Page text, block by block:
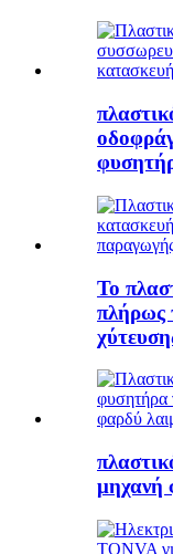
Το
πλήρως
μηχανή